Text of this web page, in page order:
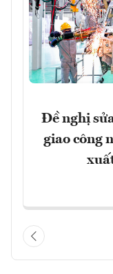
Đề nghị
giao công